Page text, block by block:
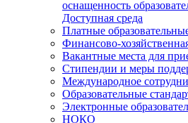
оснащенность
Доступная среда
Платные
Финансово-
Вакантные места для
Стипендии и меры
Международное
Образовательные
Электронные
НОКО